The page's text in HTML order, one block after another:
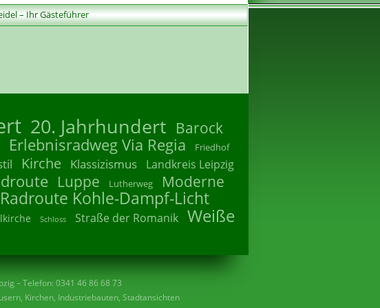
– Ihr Gästeführer
20. Jahrhundert Barock
Erlebnisradweg Via Regia Friedhof
Kirche Klassizismus Landkreis Leipzig
Luppe Lutherweg Moderne
Radroute Kohle-Dampf-Licht
Schloss Straße der Romanik Weiße
– Telefon: 0341 46 86 68 73
Kirchen, Industriebauten, Stadtansichten